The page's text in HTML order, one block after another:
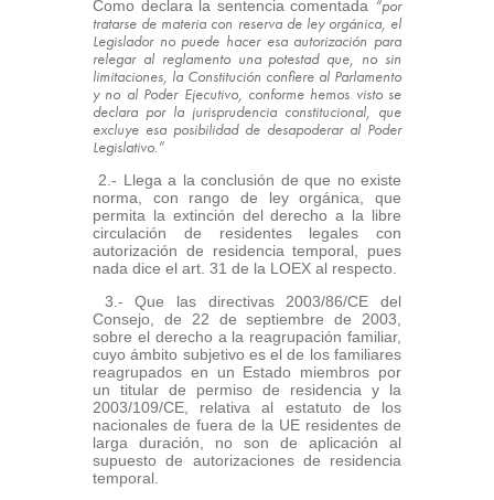
Como declara la sentencia comentada “por
tratarse de materia con reserva de ley orgánica, el
Legislador no puede hacer esa autorización para
relegar al reglamento una potestad que, no sin
limitaciones, la Constitución confiere al Parlamento
y no al Poder Ejecutivo, conforme hemos visto se
declara por la jurisprudencia constitucional, que
excluye esa posibilidad de desapoderar al Poder
Legislativo.”
2.- Llega a la conclusión de que no existe
norma, con rango de ley orgánica, que
permita la extinción del derecho a la libre
circulación de residentes legales con
autorización de residencia temporal, pues
nada dice el art. 31 de la LOEX al respecto.
3.- Que las directivas 2003/86/CE del
Consejo, de 22 de septiembre de 2003,
sobre el derecho a la reagrupación familiar,
cuyo ámbito subjetivo es el de los familiares
reagrupados en un Estado miembros por
un titular de permiso de residencia y la
2003/109/CE, relativa al estatuto de los
nacionales de fuera de la UE residentes de
larga duración, no son de aplicación al
supuesto de autorizaciones de residencia
temporal.